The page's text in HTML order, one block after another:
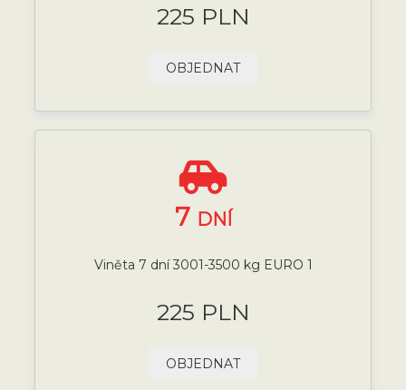
225 PLN
OBJEDNAT
7 DNÍ
Viněta 7 dní 3001-3500 kg EURO 1
225 PLN
OBJEDNAT